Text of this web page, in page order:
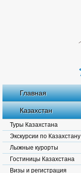
Главная
Казахстан
Туры Казахстана
Экскурсии по Казахстану
Лыжные курорты
Гостиницы Казахстана
Визы и регистрация